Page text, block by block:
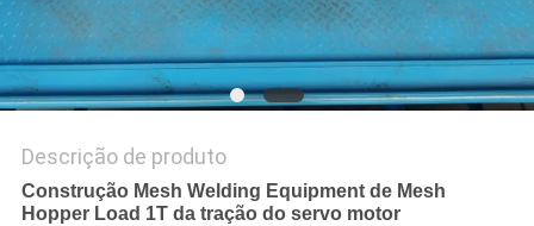
POLICY
Descrição de produto
Construção Mesh Welding Equipment de Mesh
Hopper Load 1T da tração do servo motor